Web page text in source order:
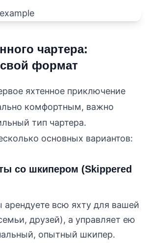
чартера:
формат
яхтенное приключение
комфортным, важно
тип чартера.
основных вариантов:
со шкипером (Skippered
арендуете всю яхту для вашей
друзей), а управляет ею
опытный шкипер.